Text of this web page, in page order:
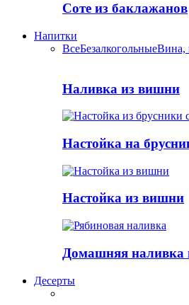
Соте из баклажанов
Напитки
ВсеБезалкогольныеВина,
Наливка из вишни
Настойка на
Настойка из вишни
Домашняя наливка
Десерты